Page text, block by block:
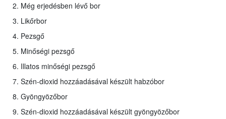
2. Még erjedésben lévő bor
3. Likőrbor
4. Pezsgő
5. Minőségi pezsgő
6. Illatos minőségi pezsgő
7. Szén-dioxid hozzáadásával készült habzóbor
8. Gyöngyözőbor
9. Szén-dioxid hozzáadásával készült gyöngyözőbor